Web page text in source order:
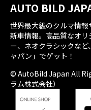
AUTO BILD
世界最大級のクルマ情
新車情報。高品質なオ
ー、ネオクラシックな
ャパン」でゲット！
© AutoBild Japan All
ラム株式会社）